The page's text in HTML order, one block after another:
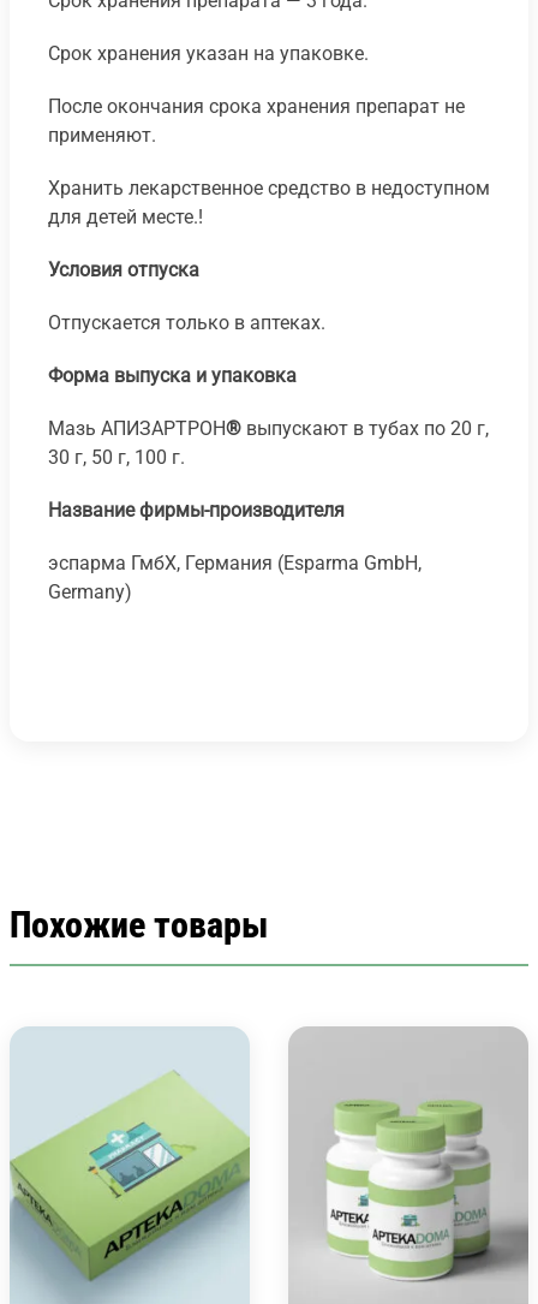
Срок хранения указан на упаковке.
После окончания срока хранения препарат не
применяют.
Хранить лекарственное средство в недоступном
для детей месте.!
Условия отпуска
Отпускается только в аптеках.
Форма выпуска и упаковка
Мазь АПИЗАРТРОН® выпускают в тубах по 20 г,
30 г, 50 г, 100 г.
Название фирмы-производителя
эспарма ГмбХ, Германия (Esparma GmbH,
Germany)
Похожие товары